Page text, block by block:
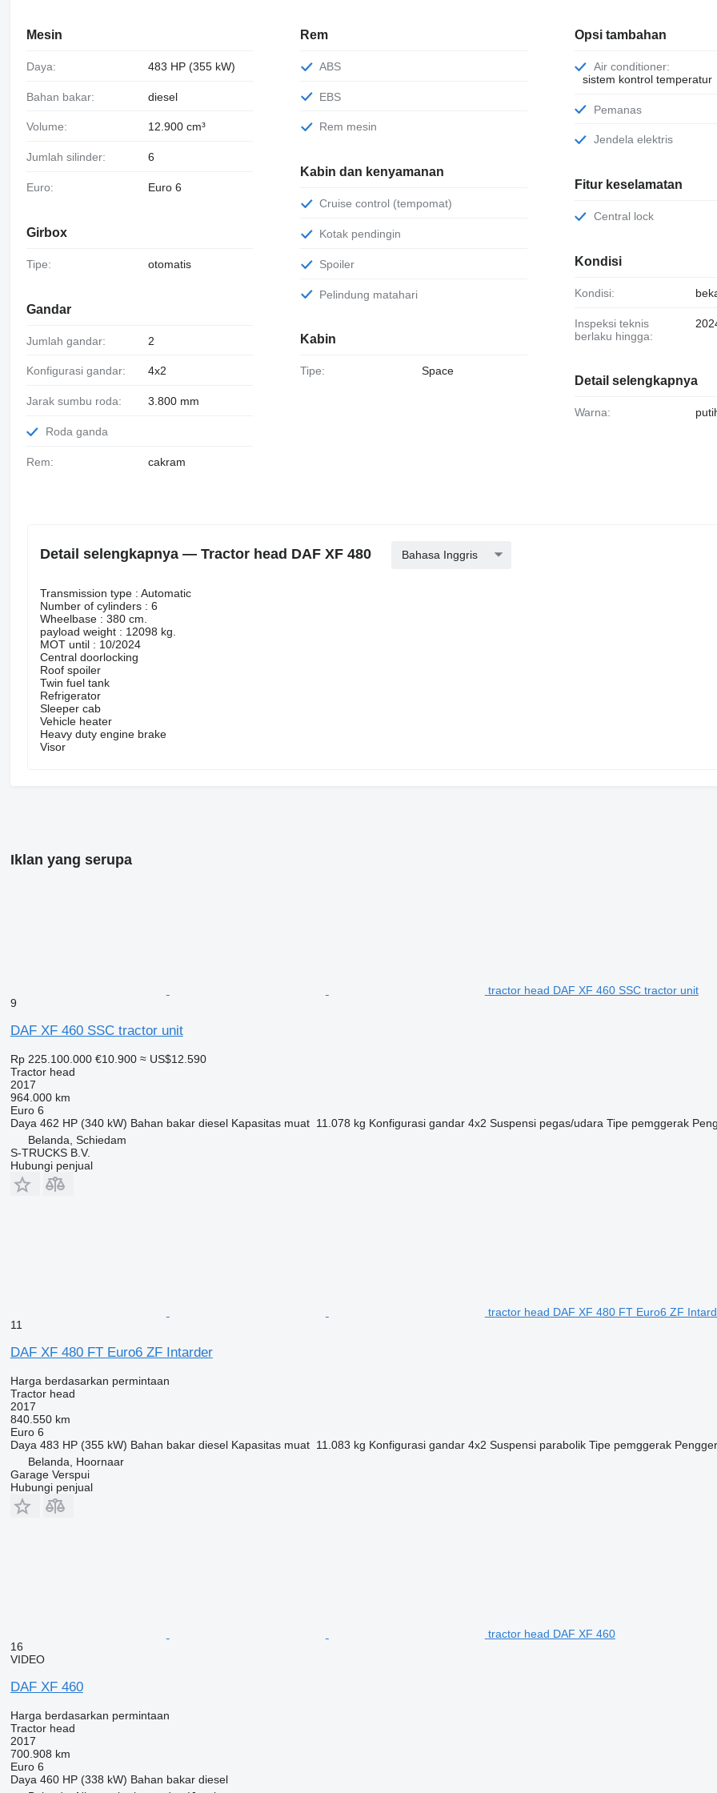
Mesin
Daya: 483 HP (355 kW)
Bahan bakar: diesel
Volume: 12.900 cm³
Jumlah silinder: 6
Euro: Euro 6
Girbox
Tipe: otomatis
Gandar
Jumlah gandar: 2
Konfigurasi gandar: 4x2
Jarak sumbu roda: 3.800 mm
Roda ganda
Rem: cakram
Rem
ABS
EBS
Rem mesin
Kabin dan kenyamanan
Cruise control (tempomat)
Kotak pendingin
Spoiler
Pelindung matahari
Kabin
Tipe: Space
Opsi tambahan
Air conditioner:
sistem kontrol temperatur
Pemanas
Jendela elektris
Fitur keselamatan
Central lock
Kondisi
Kondisi:
Inspeksi teknis
berlaku hingga:
Detail selengkapnya
Warna:
Detail selengkapnya — Tractor head DAF XF 480 Bahasa Inggris
Transmission type : Automatic
Number of cylinders : 6
Wheelbase : 380 cm.
payload weight : 12098 kg.
MOT until : 10/2024
Central doorlocking
Roof spoiler
Twin fuel tank
Refrigerator
Sleeper cab
Vehicle heater
Heavy duty engine brake
Visor
Iklan yang serupa
tractor head DAF XF 460 SSC tractor unit
9
DAF XF 460 SSC tractor unit
Rp 225.100.000 €10.900 ≈ US$12.590
Tractor head
2017
964.000 km
Euro 6
Daya 462 HP (340 kW) Bahan bakar diesel Kapasitas muat 11.078 kg Konfigurasi gandar 4x2 Suspensi pegas/udara Tipe pemggerak
Belanda, Schiedam
S-TRUCKS B.V.
Hubungi penjual
tractor head DAF XF 480 FT Euro6 ZF
11
DAF XF 480 FT Euro6 ZF Intarder
Harga berdasarkan permintaan
Tractor head
2017
840.550 km
Euro 6
Daya 483 HP (355 kW) Bahan bakar diesel Kapasitas muat 11.083 kg Konfigurasi gandar 4x2 Suspensi parabolik Tipe pemggerak
Belanda, Hoornaar
Garage Verspui
Hubungi penjual
tractor head DAF XF 460
16
VIDEO
DAF XF 460
Harga berdasarkan permintaan
Tractor head
2017
700.908 km
Euro 6
Daya 460 HP (338 kW) Bahan bakar diesel